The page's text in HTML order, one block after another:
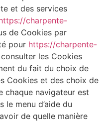
et des services
charpente-
de Cookies par
pour https://charpente-
les Cookies
du fait du choix de
Cookies et des choix de
chaque navigateur est
menu d’aide du
de quelle manière